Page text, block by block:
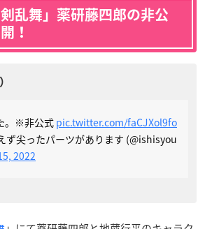
乱舞」薬研藤四郎の非公
！
。※非公式 pic.twitter.com/faCJXol9fo
ず尖ったパーツがあります (@ishisyou
2022